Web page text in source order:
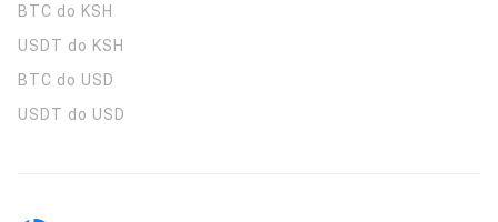
BTC do KSH
USDT do KSH
BTC do USD
USDT do USD